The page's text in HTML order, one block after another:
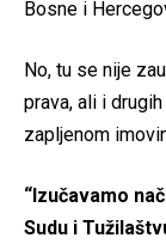
Bosne i
No, tu se nije
prava, ali i
zapljenom
“Izučavamo
Sudu i